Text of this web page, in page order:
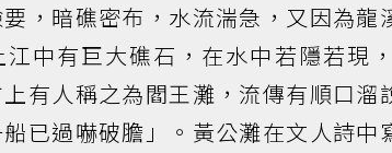
，暗礁密布，水流湍急，又因為
江中有巨大礁石，在水中若隱若現
有人稱之為閻王灘，流傳有順口
已過嚇破膽」。黃公灘在文人詩